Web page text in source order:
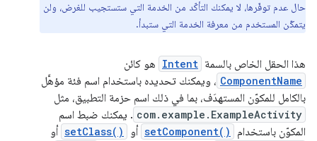
حال عدم توفّرها، لا يمكنك التأكّد من الخدمة التي ستستجيب للغرض، ولن
يتمكّن المستخدم من معرفة الخدمة التي ستبدأ.
هذا الحقل الخاص بالسمة Intent هو كائن
ComponentName ، ويمكنك تحديده باستخدام اسم فئة مؤهَّل
بالكامل للمكوّن المستهدَف، بما في ذلك اسم حزمة التطبيق، مثل
com.example.ExampleActivity . يمكنك ضبط اسم
المكوّن باستخدام
setComponent() أو setClass() أو